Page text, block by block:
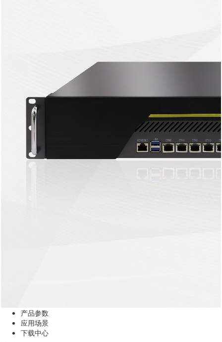
产品参数
应用场景
下载中心